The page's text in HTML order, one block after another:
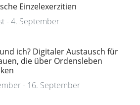
Einzelexerzitien
- 4. September
ich? Digitaler Austausch für
die über Ordensleben
- 16. September